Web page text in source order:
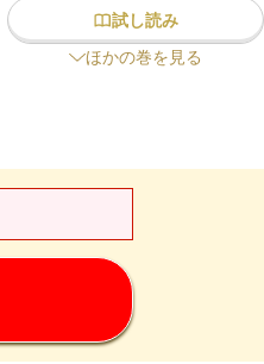
試し読み
ほかの巻を見る